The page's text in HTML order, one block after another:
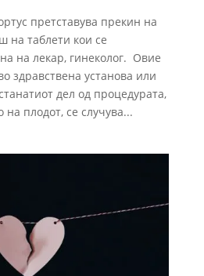
претставува прекин на
на таблети кои се
на лекар, гинеколог. Овие
здравствена установа или
дел од процедурата,
плодот, се случува...